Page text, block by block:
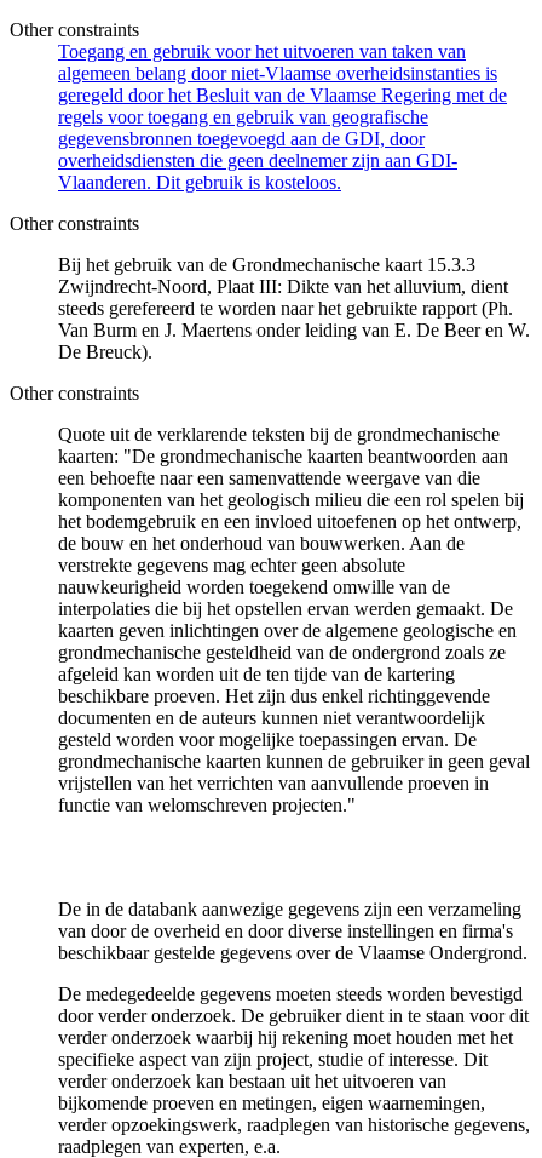
Other constraints
Toegang en gebruik voor het uitvoeren van taken van
algemeen belang door niet-Vlaamse overheidsinstanties is
geregeld door het Besluit van de Vlaamse Regering met de
regels voor toegang en gebruik van geografische
gegevensbronnen toegevoegd aan de GDI, door
overheidsdiensten die geen deelnemer zijn aan GDI-
Vlaanderen. Dit gebruik is kosteloos.
Other constraints
Bij het gebruik van de Grondmechanische kaart 15.3.3
Zwijndrecht-Noord, Plaat III: Dikte van het alluvium, dient
steeds gerefereerd te worden naar het gebruikte rapport (Ph.
Van Burm en J. Maertens onder leiding van E. De Beer en W.
De Breuck).
Other constraints
Quote uit de verklarende teksten bij de grondmechanische
kaarten: "De grondmechanische kaarten beantwoorden aan
een behoefte naar een samenvattende weergave van die
komponenten van het geologisch milieu die een rol spelen bij
het bodemgebruik en een invloed uitoefenen op het ontwerp,
de bouw en het onderhoud van bouwwerken. Aan de
verstrekte gegevens mag echter geen absolute
nauwkeurigheid worden toegekend omwille van de
interpolaties die bij het opstellen ervan werden gemaakt. De
kaarten geven inlichtingen over de algemene geologische en
grondmechanische gesteldheid van de ondergrond zoals ze
afgeleid kan worden uit de ten tijde van de kartering
beschikbare proeven. Het zijn dus enkel richtinggevende
documenten en de auteurs kunnen niet verantwoordelijk
gesteld worden voor mogelijke toepassingen ervan. De
grondmechanische kaarten kunnen de gebruiker in geen geval
vrijstellen van het verrichten van aanvullende proeven in
functie van welomschreven projecten."
De in de databank aanwezige gegevens zijn een verzameling
van door de overheid en door diverse instellingen en firma's
beschikbaar gestelde gegevens over de Vlaamse Ondergrond.
De medegedeelde gegevens moeten steeds worden bevestigd
door verder onderzoek. De gebruiker dient in te staan voor dit
verder onderzoek waarbij hij rekening moet houden met het
specifieke aspect van zijn project, studie of interesse. Dit
verder onderzoek kan bestaan uit het uitvoeren van
bijkomende proeven en metingen, eigen waarnemingen,
verder opzoekingswerk, raadplegen van historische gegevens,
raadplegen van experten, e.a.